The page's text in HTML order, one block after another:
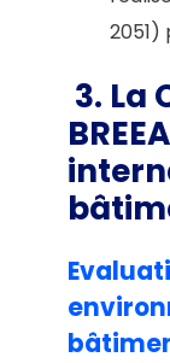
2051)
3. La